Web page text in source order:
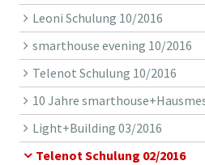
Leoni Schulung 10/2016
smarthouse evening 10/2016
Telenot Schulung 10/2016
10 Jahre
Light+Building 03/2016
Telenot Schulung 02/2016